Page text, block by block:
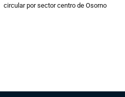
circular por sector centro de Osorno